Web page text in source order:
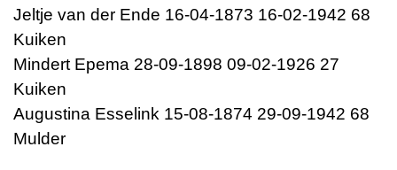
Jeltje van der Ende 16-04-1873 16-02-1942 68
Kuiken
Mindert Epema 28-09-1898 09-02-1926 27
Kuiken
Augustina Esselink 15-08-1874 29-09-1942 68
Mulder